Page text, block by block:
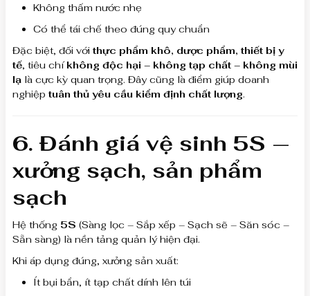
Không thấm nước nhẹ
Có thể tái chế theo đúng quy chuẩn
Đặc biệt, đối với thực phẩm khô, dược phẩm, thiết bị y
tế, tiêu chíkhông độc hại – không tạp chất – không mùi
lạ là cực kỳ quan trọng. Đây cũng là điểm giúp doanh
nghiệp tuân thủ yêu cầu kiểm định chất lượng.
6. Đánh giá vệ sinh 5S —
xưởng sạch, sản phẩm
sạch
Hệ thống 5S (Sàng lọc – Sắp xếp – Sạch sẽ – Săn sóc –
Sẵn sàng) là nền tảng quản lý hiện đại.
Khi áp dụng đúng, xưởng sản xuất:
Ít bụi bẩn, ít tạp chất dính lên túi